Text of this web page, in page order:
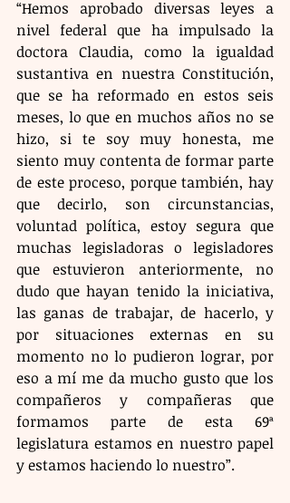
“Hemos aprobado diversas leyes a
nivel federal que ha impulsado la
doctora Claudia, como la igualdad
sustantiva en nuestra Constitución,
que se ha reformado en estos seis
meses, lo que en muchos años no se
hizo, si te soy muy honesta, me
siento muy contenta de formar parte
de este proceso, porque también, hay
que decirlo, son circunstancias,
voluntad política, estoy segura que
muchas legisladoras o legisladores
que estuvieron anteriormente, no
dudo que hayan tenido la iniciativa,
las ganas de trabajar, de hacerlo, y
por situaciones externas en su
momento no lo pudieron lograr, por
eso a mí me da mucho gusto que los
compañeros y compañeras que
formamos parte de esta 69ª
legislatura estamos en nuestro papel
y estamos haciendo lo nuestro”.